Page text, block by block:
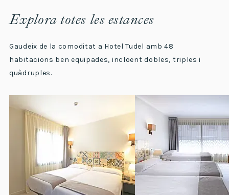
Explora totes les estances
Gaudeix de la comoditat a Hotel Tudel amb 48
habitacions ben equipades, incloent dobles, triples i
quàdruples.